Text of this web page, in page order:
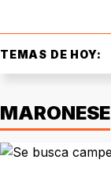
TEMAS DE HOY:
MARONESE